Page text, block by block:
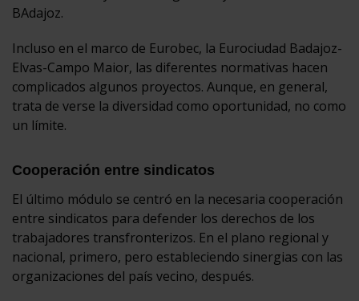
BAdajoz.
Incluso en el marco de Eurobec, la Eurociudad Badajoz-
Elvas-Campo Maior, las diferentes normativas hacen
complicados algunos proyectos. Aunque, en general,
trata de verse la diversidad como oportunidad, no como
un límite.
Cooperación entre sindicatos
El último módulo se centró en la necesaria cooperación
entre sindicatos para defender los derechos de los
trabajadores transfronterizos. En el plano regional y
nacional, primero, pero estableciendo sinergias con las
organizaciones del país vecino, después.